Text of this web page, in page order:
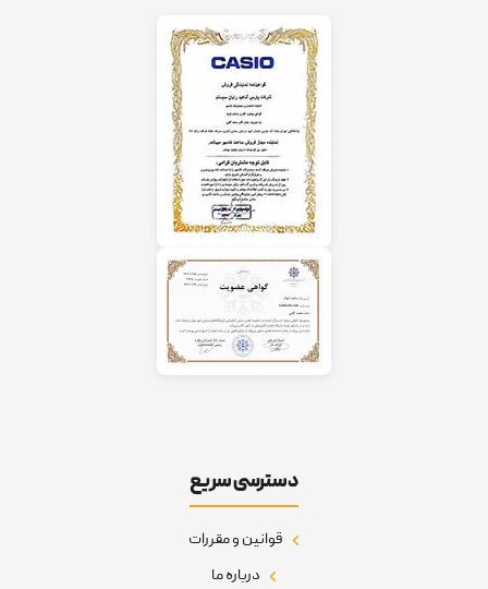
دسترسی سریع
قوانین و مقررات
درباره ما